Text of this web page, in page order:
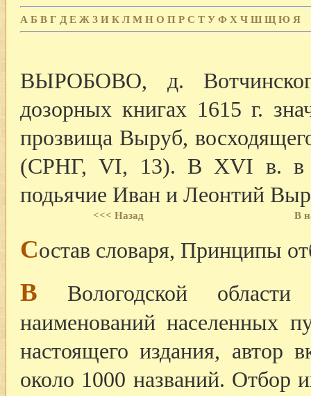
А Б В Г Д Е Ж З И К Л М Н О П Р С Т У Ф Х Ч Ш Щ Ю Я
ВЫРОБОВО, д.
дозорных книгах 1615 г.
прозвища Выруб,
(СРНГ, VI, 13). В XVI в. в
подьячие Иван и Леонтий
<<< Назад В
Состав словаря, Принципы
В Вологодской области
наименований населенных
настоящего издания, автор
около 1000 названий. Отбор